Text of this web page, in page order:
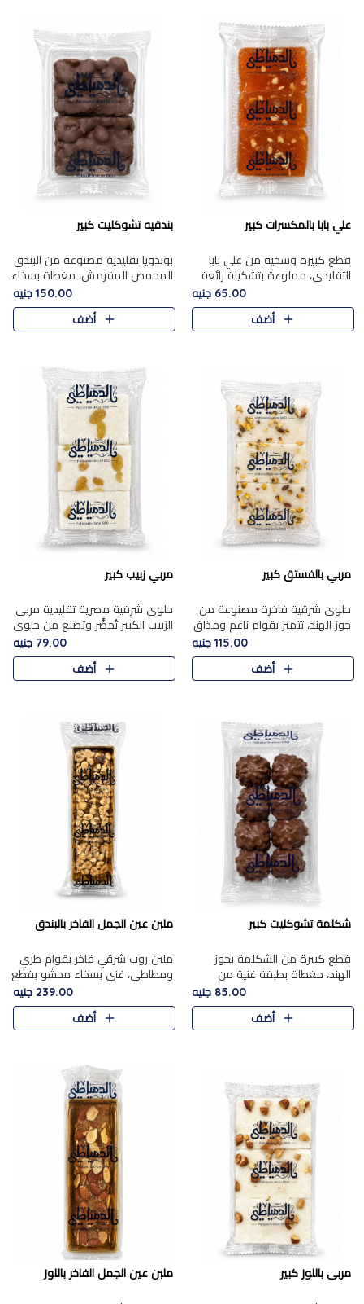
علي بابا بالمكسرات كبير
قطع كبيرة وسخية من علي بابا
التقليدي، مملوءة بتشكيلة رائعة
من المكسرات المحمصة المحمرة.
65.00 جنيه
أضف
بندقيه تشوكليت كبير
بوندويا تقليدية مصنوعة من البندق
المحمص المقرمش، مغطاة بسخاء
بشوكولاتة فاخرة غنية لتحقيق
التوازن المثالي بين قوام القرمشة
ونكهة الشوكولاتة ا..
150.00 جنيه
أضف
مربي بالفستق كبير
حلوى شرقية فاخرة مصنوعة من
جوز الهند، تتميز بقوام ناعم ومذاق
غني، وتزين بقطع من الفستق
الفاخر التي تضيف عليها قرمشة
115.00 جنيه
أضف
مربي زبيب كبير
حلوى شرقية مصرية تقليدية مربى
الزبيب الكبير تُحضَّر وتصنع من حلوي
جوز الهند باسد بقوام طري ومذاق
غني، وتُزين وتغطا بحبات الزبيب
الذهبي التي ..
79.00 جنيه
أضف
شكلمة تشوكليت كبير
قطع كبيرة من الشكلمة بجوز
الهند، مغطاة بطبقة غنية من
الشوكولاتة الفاخرة لتجمع بين
القوام الطري من الداخل مركز جوز
الهند المطاطي والمذاق الغن..
85.00 جنيه
أضف
ملبن عين الجمل الفاخر بالبندق
ملبن روب شرقي فاخر بقوام طري
ومطاطي، غني بسخاء محشو بقطع
عين الجمل والبندق المحمص التي
تضيف قرمشة مميزة مُرضية
ونكهة جوزية غنية في كل
239.00 جنيه
أضف
مربى باللوز كبير ملبن عين الجمل الفاخر باللوز